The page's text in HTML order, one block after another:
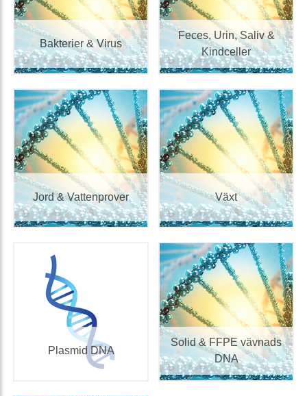
Bakterier & Virus
Feces, Urin, Saliv &
Kindceller
Jord & Vattenprover Växt
Plasmid DNA
Solid & FFPE vävnads
DNA